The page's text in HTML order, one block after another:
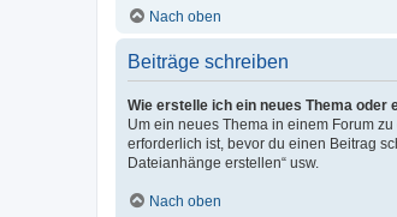
Nach oben
Beiträge schreiben
Wie erstelle ich ein neues Thema oder
Um ein neues Thema in einem Forum
erforderlich ist, bevor du einen Beitrag
Dateianhänge erstellen“ usw.
Nach oben